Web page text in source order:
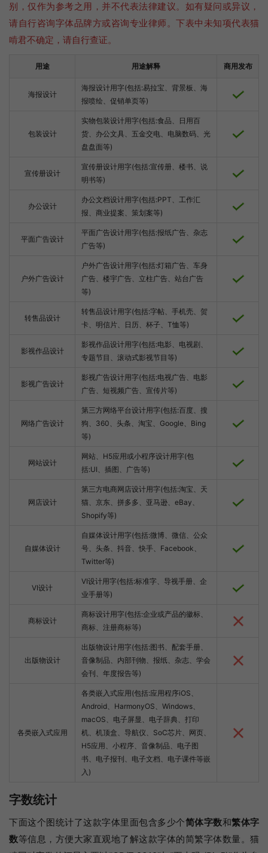
别，仅作为参考之用，并不代表法律建议。如有疑问或异议，
请自行咨询字体品牌方或咨询专业律师。下表中未知项代表猫
啃君不确定，请自行查证。
用途 用途解释 商用发布
海报设计
海报设计用字(包括:易拉宝、背景板、海
报喷绘、促销单页等)
包装设计
实物包装设计用字(包括:食品、日用百
货、办公文具、五金交电、电脑数码、光
盘盘面等)
宣传册设计
宣传册设计用字(包括:宣传册、楼书、说
明书等)
办公设计
办公文档设计用字(包括:PPT、工作汇
报、商业提案、策划案等)
平面广告设计
平面广告设计用字(包括:报纸广告、杂志
广告等)
户外广告设计
户外广告设计用字(包括:灯箱广告、车身
广告、楼宇广告、立柱广告、站台广告
等)
转售品设计
转售品设计用字(包括:字帖、手机壳、贺
卡、明信片、日历、杯子、T恤等)
影视作品设计
影视作品设计用字(包括:电影、电视剧、
专题节目、滚动式影视节目等)
影视广告设计
影视广告设计用字(包括:电视广告、电影
广告、短视频广告、宣传片等)
网络广告设计
第三方网络平台设计用字(包括:百度、搜
狗、360、头条、淘宝、Google、Bing
等)
网站设计
网站、H5应用或小程序设计用字(包
括:UI、插图、广告等)
网店设计
第三方电商网店设计用字(包括:淘宝、天
猫、京东、拼多多、亚马逊、eBay、
Shopify等)
自媒体设计
自媒体设计用字(包括:微博、微信、公众
号、头条、抖音、快手、Facebook、
Twitter等)
VI设计
VI设计用字(包括:标准字、导视手册、企
业手册等)
商标设计
商标设计用字(包括:企业或产品的徽标、
商标、注册商标等)
出版物设计
出版物设计用字(包括:图书、配套手册、
音像制品、内部刊物、报纸、杂志、学会
会刊、年度报告等)
各类嵌入式应用
各类嵌入式应用(包括:应用程序iOS、
Android、HarmonyOS、Windows、
macOS、电子屏显、电子辞典、打印
机、机顶盒、导航仪、SoC芯片、网页、
H5应用、小程序、音像制品、电子图
书、电子报刊、电子文档、电子课件等嵌
入)
字数统计
下面这个图统计了这款字体里面包含多少个简体字数和繁体字
数等信息，方便大家直观地了解这款字体的简繁字体数量。猫